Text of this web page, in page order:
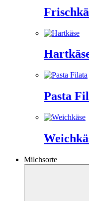
Pasta
Milchsorte